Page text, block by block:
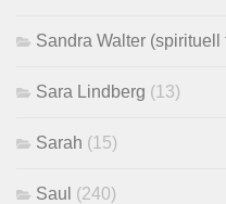
Sandra Walter (spirituell
Sara Lindberg (13)
Sarah (15)
Saul (240)